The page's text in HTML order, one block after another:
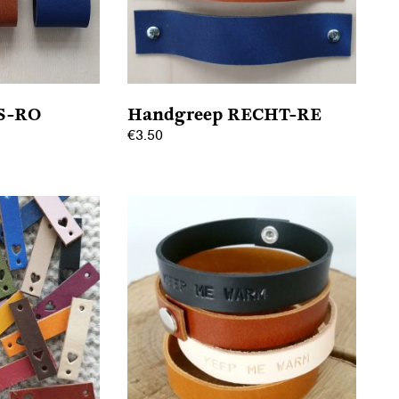
RO
Handgreep RECHT-RE
€3.50
meerdere
variaties.
Deze
optie
kan
gekozen
worden
op